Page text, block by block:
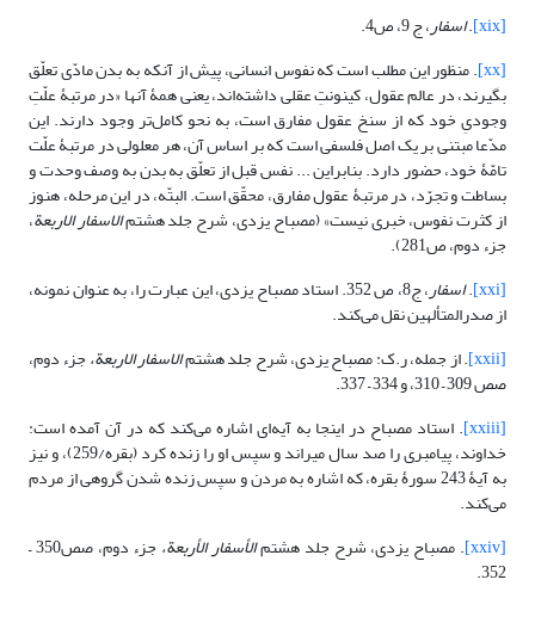
[xix]
.اسفار، ج 9، ص4.
[xx]
. منظور این مطلب است که نفوس انسانی، پیش از آنکه به بدن مادّی تعلّق
بگیرند، در عالم عقول، کینونتِ عقلی داشته‌اند، یعنی همۀ آنها «در مرتبۀ علّتِ
وجودیِ خود که از سنخ عقول مفارق است، به نحو کامل‌تر وجود دارند. این
مدّعا مبتنی بر یک اصل فلسفی است که بر اساس آن، هر معلولی در مرتبۀ علّت
تامّۀ خود، حضور دارد. بنابراین ... نفس قبل از تعلّق به بدن به وصف وحدت و
بساطت و تجرّد، در مرتبۀ عقول مفارق، محقّق است. البتّه، در این مرحله، هنوز
از کثرت نفوس، خبری نیست» (مصباح یزدی، شرح جلد هشتمالاسفار الاربعة،
جزء دوم، ص281).
[xxi]
.اسفار ، ج‏8، ص 352. استاد مصباح یزدی، این عبارت را، به عنوان نمونه،
از صدرالمتألهین نقل می‌کند.
[xxii]
. از جمله، ر.ک: مصباح یزدی، شرح جلد هشتمالاسفار الاربعة،جزء دوم،
صص 309 – 310، و 334 – 337.
[xxiii]
. استاد مصباح در اینجا به آیه‌ای اشاره می‌کند که در آن آمده است:
خداوند، پیامبری را صد سال میراند و سپس او را زنده کرد (بقره/259)، و نیز
به آیۀ 243 سورۀ بقره، که اشاره به مردن و سپس زنده شدن گروهی از مردم
می‌کند.
[xxiv]
. مصباح یزدی، شرح جلد هشتمالأسفار الأربعة، جزء دوم، صص350 –
352.